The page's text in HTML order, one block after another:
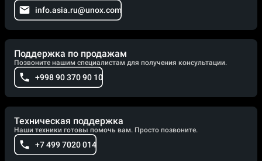
info.asia.ru@unox.com
Поддержка по продажам
Позвоните нашим специалистам для получения консультации.
+998 90 370 90 10
Техническая поддержка
Наши техники готовы помочь вам. Просто позвоните.
+7 499 7020 014